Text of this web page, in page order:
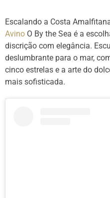
Escalando a Costa
Avino O By the Sea é a
discrição com elegância.
deslumbrante para o mar,
cinco estrelas e a arte do
mais sofisticada.